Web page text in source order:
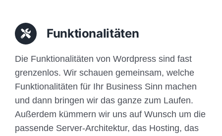
Funktionalitäten
Die Funktionalitäten von Wordpress sind fast
grenzenlos. Wir schauen gemeinsam, welche
Funktionalitäten für Ihr Business Sinn machen
und dann bringen wir das ganze zum Laufen.
Außerdem kümmern wir uns auf Wunsch um die
passende Server-Architektur, das Hosting, das